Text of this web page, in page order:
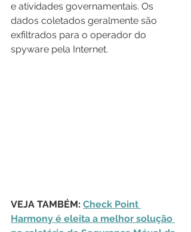
e atividades governamentais. Os
dados coletados geralmente são
exfiltrados para o operador do
spyware pela Internet.
VEJA TAMBÉM: Check Point
Harmony é eleita a melhor solução